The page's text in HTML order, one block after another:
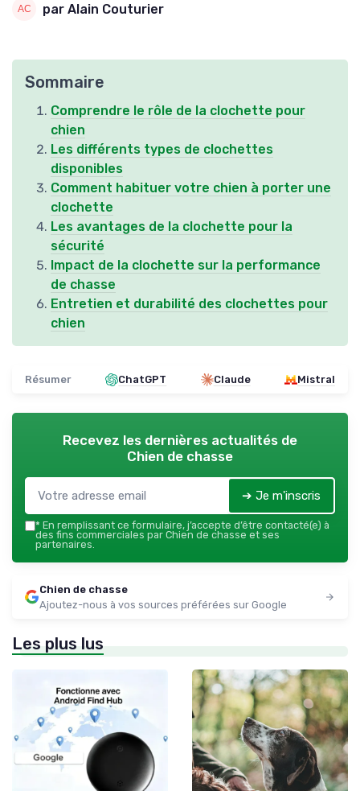
par Alain Couturier
Sommaire
Comprendre le rôle de la clochette pour
chien
Les différents types de clochettes
disponibles
Comment habituer votre chien à porter une
clochette
Les avantages de la clochette pour la
sécurité
Impact de la clochette sur la performance
de chasse
Entretien et durabilité des clochettes pour
chien
Résumer ChatGPT Claude Mistral
Recevez les dernières actualités de
Chien de chasse
➔ Je m'inscris
* En remplissant ce formulaire, j’accepte d’être contacté(e) à
des fins commerciales par Chien de chasse et ses
partenaires.
Chien de chasse
Ajoutez-nous à vos sources préférées sur Google
Les plus lus